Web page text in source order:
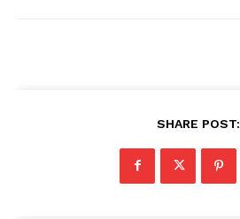
SHARE POST: